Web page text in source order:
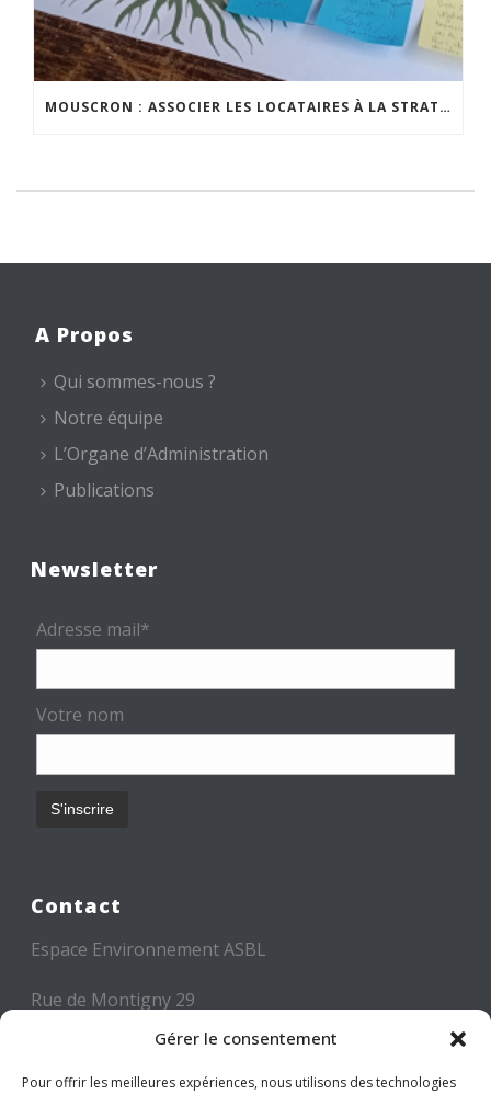
Gérer le consentement
Pour offrir les meilleures expériences, nous utilisons des technologies
MOUSCRON : ASSOCIER LES LOCATAIRES À LA STRATÉGIE DE PROPRETÉ PUBLIQUE
A Propos
Qui sommes-nous ?
Notre équipe
L’Organe d’Administration
Publications
Newsletter
Adresse mail*
Votre nom
Contact
Espace Environnement ASBL
Rue de Montigny 29
6000 CHARLEROI
Tél: +32 71 300 300